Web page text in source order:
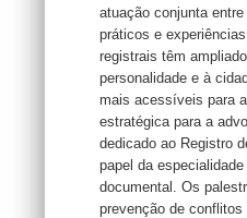
atuação conjunta
práticos e
registrais têm
personalidade e à
mais acessíveis para
estratégica para a
dedicado ao Registro
papel da
documental. Os
prevenção de